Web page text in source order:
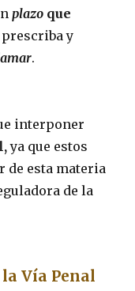
plazo que
y
.
interponer
ya que estos
de esta materia
de la
Vía Penal